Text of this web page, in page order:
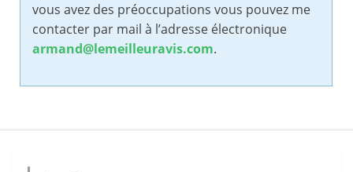
vous avez des préoccupations vous pouvez me
contacter par mail à l’adresse électronique
armand@lemeilleuravis.com.